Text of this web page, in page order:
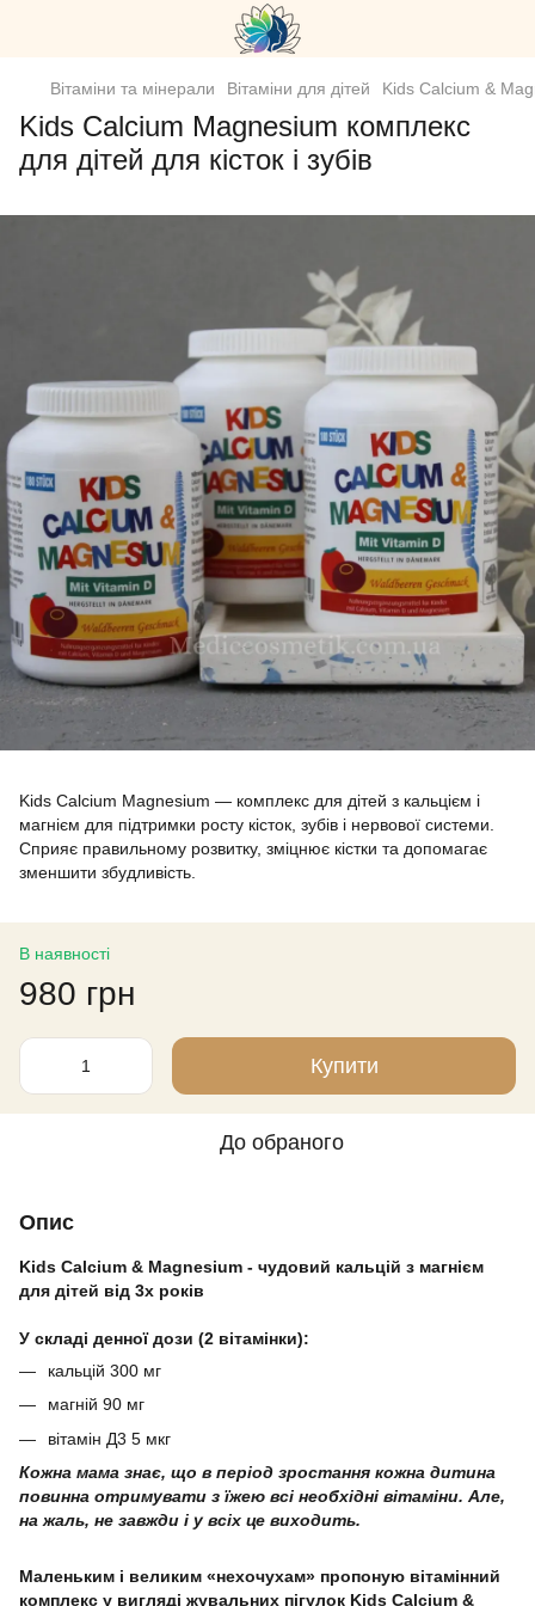
Вітаміни та мінерали Вітаміни для дітей Kids Calcium &
Kids Calcium Magnesium комплекс
для дітей для кісток і зубів
Kids Calcium Magnesium — комплекс для дітей з кальцієм і
магнієм для підтримки росту кісток, зубів і нервової системи.
Сприяє правильному розвитку, зміцнює кістки та допомагає
зменшити збудливість.
В наявності
980 грн
Купити
До обраного
Опис
Kids Calcium & Magnesium - чудовий кальцій з магнієм
для дітей від 3х років
У складі денної дози (2 вітамінки):
кальцій 300 мг
магній 90 мг
вітамін Д3 5 мкг
Кожна мама знає, що в період зростання кожна дитина
повинна отримувати з їжею всі необхідні вітаміни. Але,
на жаль, не завжди і у всіх це виходить.
Маленьким і великим «нехочухам» пропоную вітамінний
комплекс у вигляді жувальних пігулок Kids Calcium &